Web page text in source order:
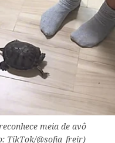
meia de avô
TikTok/@sofia_freir)